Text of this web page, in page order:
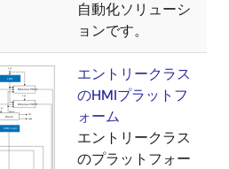
自動化ソリューシ
ョンです。
エントリークラス
のHMIプラットフ
ォーム
エントリークラス
のプラットフォー